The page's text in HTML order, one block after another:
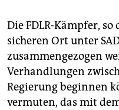
Die FDLR-Kämpfer,
sicheren Ort unter
zusammengezogen
Verhandlungen
Regierung beginnen
vermuten, das mit